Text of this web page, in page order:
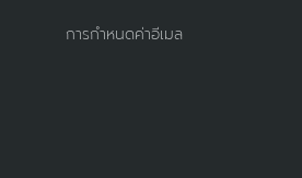
การกำหนดค่าอีเมล